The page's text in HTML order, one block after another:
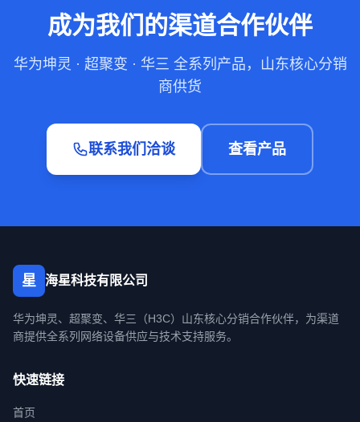
成为我们的渠道合作伙伴
华为坤灵 · 超聚变 · 华三 全系列产品，山东核心分销
商供货
联系我们洽谈 查看产品
星 海星科技有限公司
华为坤灵、超聚变、华三（H3C）山东核心分销合作伙伴，为渠道
商提供全系列网络设备供应与技术支持服务。
快速链接
首页